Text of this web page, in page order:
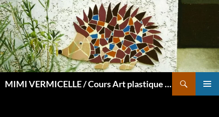
Aller
au
contenu
MIMI VERMICELLE / Cours Art plastique et mosaïque